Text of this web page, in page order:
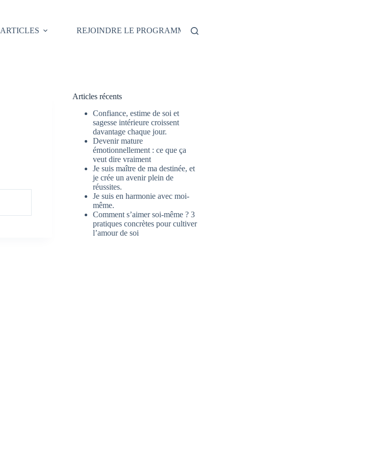
ARTICLES REJOINDRE LE PROGRAMME
Articles récents
Confiance, estime de soi et
sagesse intérieure croissent
davantage chaque jour.
Devenir mature
émotionnellement : ce que ça
veut dire vraiment
Je suis maître de ma destinée, et
je crée un avenir plein de
réussites.
Je suis en harmonie avec moi-
même.
Comment s’aimer soi-même ? 3
pratiques concrètes pour cultiver
l’amour de soi